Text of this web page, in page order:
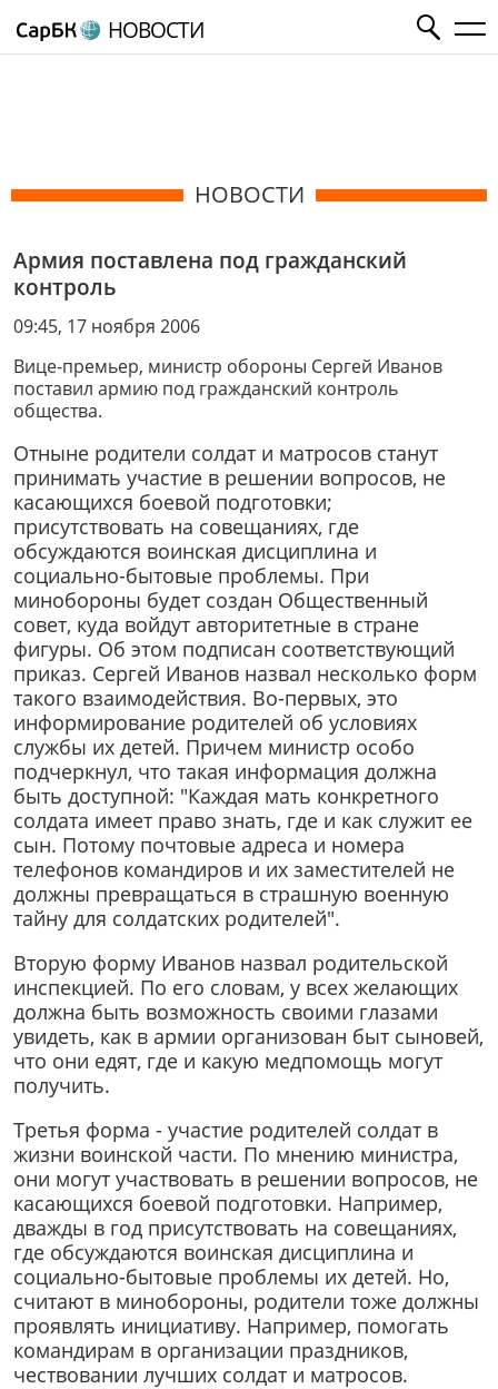
НОВОСТИ
НОВОСТИ
Армия поставлена под гражданский
контроль
09:45, 17 ноября 2006
Вице-премьер, министр обороны Сергей Иванов
поставил армию под гражданский контроль
общества.
Отныне родители солдат и матросов станут
принимать участие в решении вопросов, не
касающихся боевой подготовки;
присутствовать на совещаниях, где
обсуждаются воинская дисциплина и
социально-бытовые проблемы. При
минобороны будет создан Общественный
совет, куда войдут авторитетные в стране
фигуры. Об этом подписан соответствующий
приказ. Сергей Иванов назвал несколько форм
такого взаимодействия. Во-первых, это
информирование родителей об условиях
службы их детей. Причем министр особо
подчеркнул, что такая информация должна
быть доступной: "Каждая мать конкретного
солдата имеет право знать, где и как служит ее
сын. Потому почтовые адреса и номера
телефонов командиров и их заместителей не
должны превращаться в страшную военную
тайну для солдатских родителей".
Вторую форму Иванов назвал родительской
инспекцией. По его словам, у всех желающих
должна быть возможность своими глазами
увидеть, как в армии организован быт сыновей,
что они едят, где и какую медпомощь могут
получить.
Третья форма - участие родителей солдат в
жизни воинской части. По мнению министра,
они могут участвовать в решении вопросов, не
касающихся боевой подготовки. Например,
дважды в год присутствовать на совещаниях,
где обсуждаются воинская дисциплина и
социально-бытовые проблемы их детей. Но,
считают в минобороны, родители тоже должны
проявлять инициативу. Например, помогать
командирам в организации праздников,
чествовании лучших солдат и матросов.